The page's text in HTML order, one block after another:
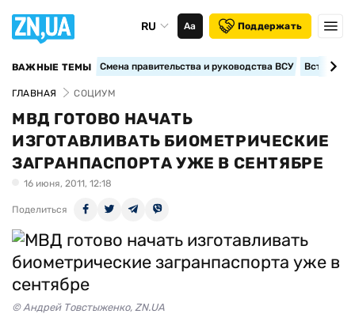
RU Аа Поддержать
ВАЖНЫЕ ТЕМЫ Смена правительства и руководства ВСУ
ГЛАВНАЯ СОЦИУМ
МВД ГОТОВО НАЧАТЬ
ИЗГОТАВЛИВАТЬ БИОМЕТРИЧЕСКИЕ
ЗАГРАНПАСПОРТА УЖЕ В СЕНТЯБРЕ
16 июня, 2011, 12:18
Поделиться
© Андрей Товстыженко, ZN.UA